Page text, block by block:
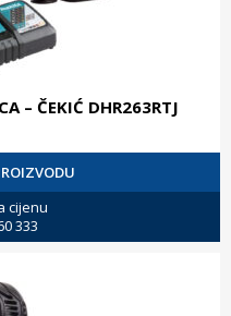
– ČEKIĆ DHR263RTJ
cijenu
333